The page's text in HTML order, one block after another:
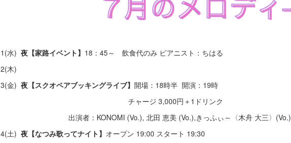
1(水) 夜【家路イベント】 18：45～ 飲食代のみ ピアニスト：ちはる
2(木)
3(金) 夜【スクオペアブッキングライブ】 開場：18時半 開演：19時
チャージ 3,000円＋1ドリンク
出演者：KONOMI (Vo.), 北田 恵美 (Vo.),きっふぃ～〈木舟 大三〉(Vo.)
4(土) 夜【なつみ歌ってナイト】 オープン 19:00 スタート 19:30